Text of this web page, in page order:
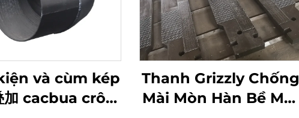
và cùm kép
cacbua crôm
Thanh Grizzly Chống
Mài Mòn Hàn Bề Mặt